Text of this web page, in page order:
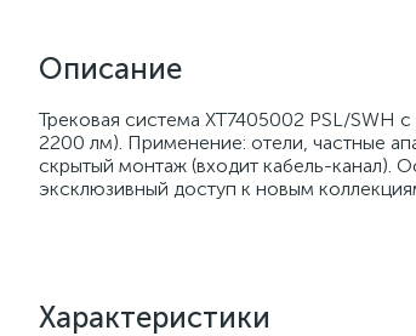
Описание
Трековая система XT7405002 PSL/SWH
2200 лм). Применение: отели, частные
скрытый монтаж (входит кабель-канал).
эксклюзивный доступ к новым
Характеристики